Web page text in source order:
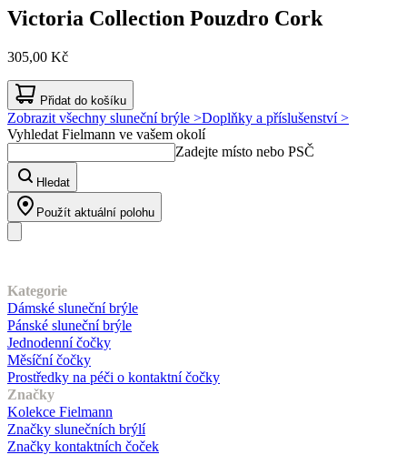
Victoria Collection Pouzdro Cork
305,00 Kč
Přidat do košíku
Zobrazit všechny sluneční brýle >Doplňky a příslušenství >
Vyhledat Fielmann ve vašem okolí
Zadejte místo nebo PSČ
Hledat
Použít aktuální polohu
Kategorie
Dámské sluneční brýle
Pánské sluneční brýle
Jednodenní čočky
Měsíční čočky
Prostředky na péči o kontaktní čočky
Značky
Kolekce Fielmann
Značky slunečních brýlí
Značky kontaktních čoček